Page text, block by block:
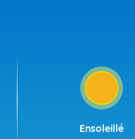
Ensoleillé